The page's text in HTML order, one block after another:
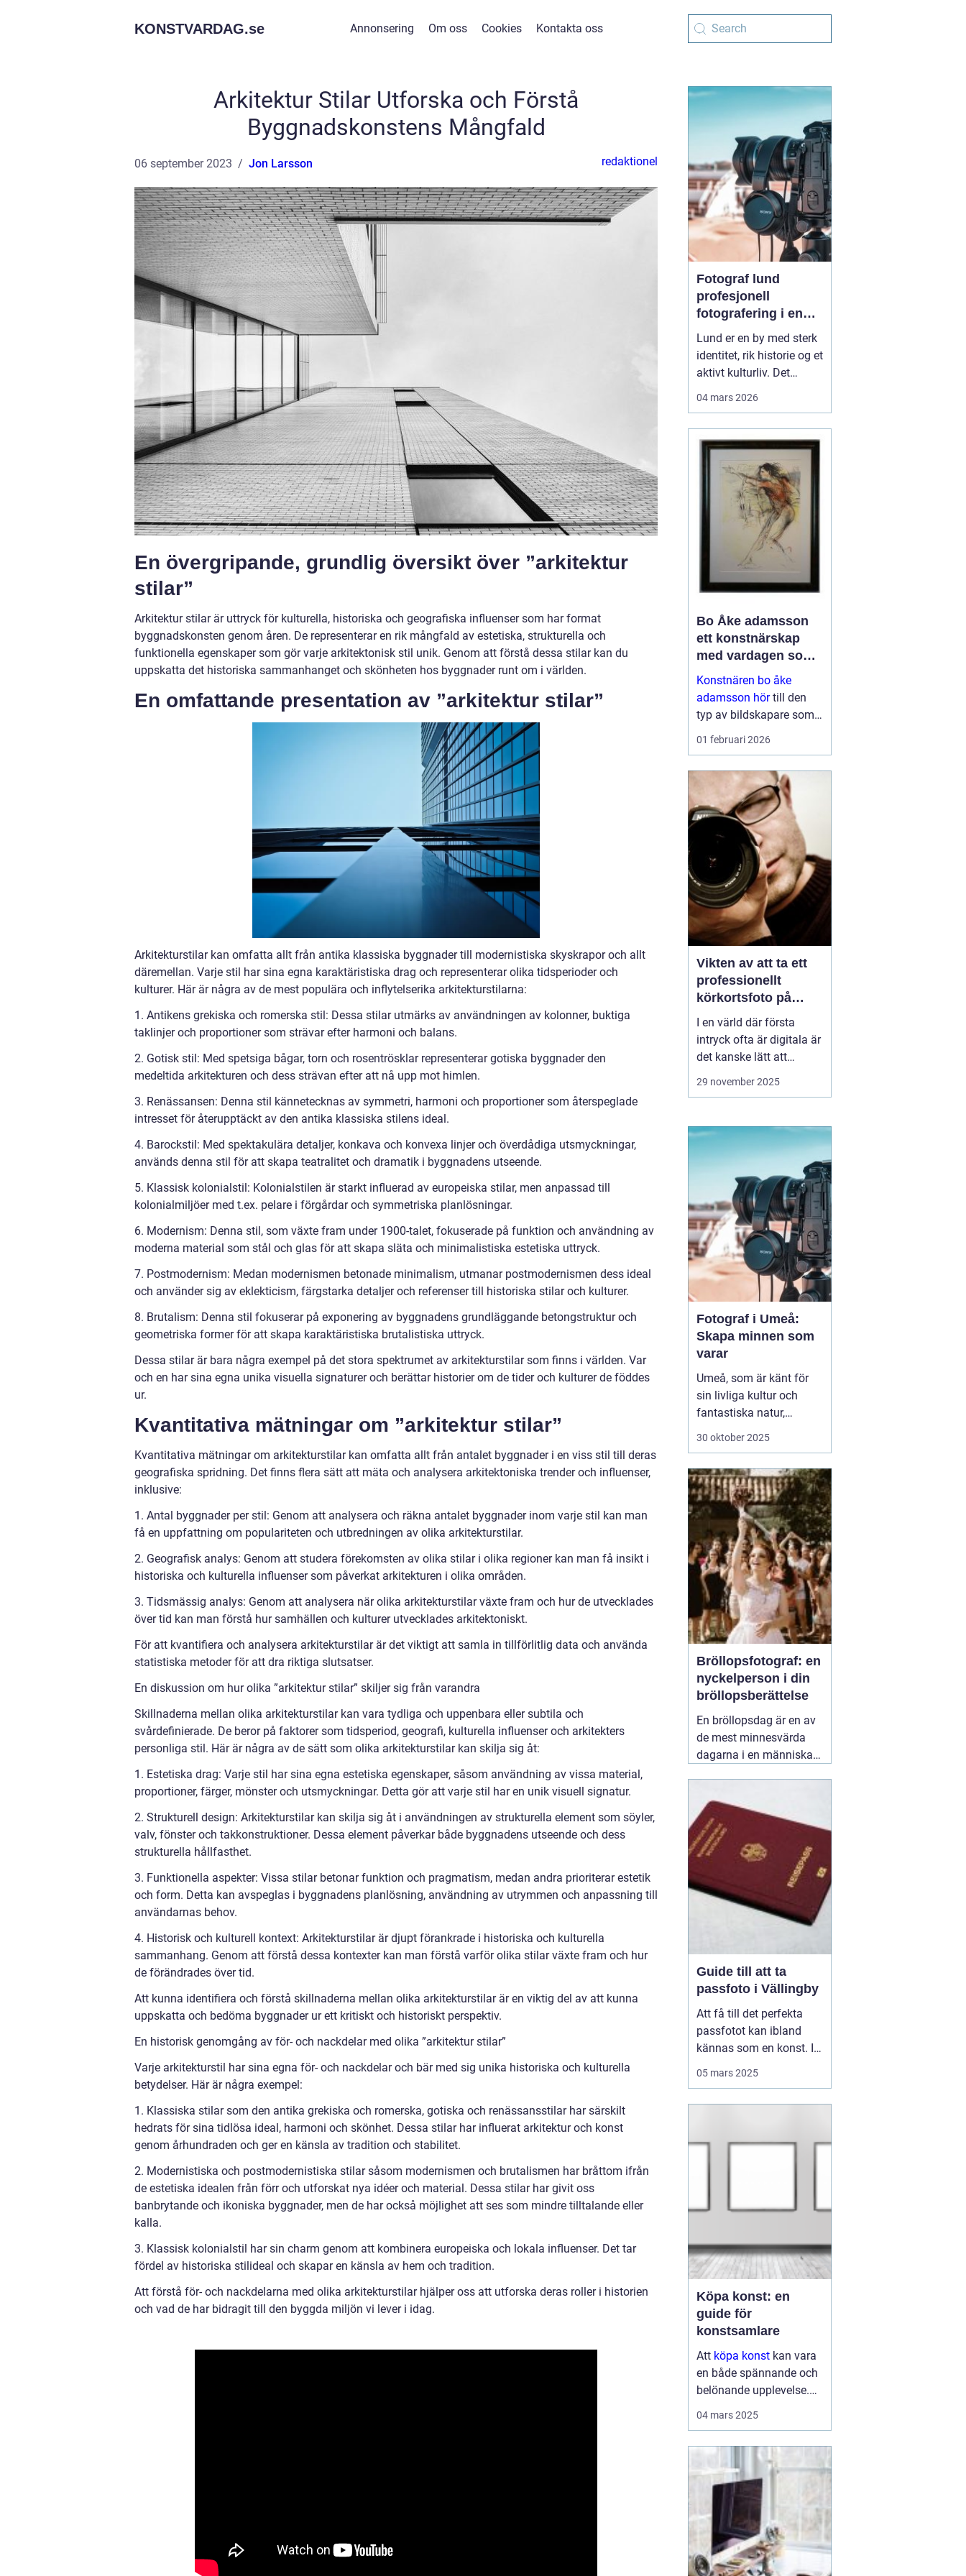
KONSTVARDAG.se Annonsering Om oss Cookies Kontakta oss
Arkitektur Stilar Utforska och Förstå
Byggnadskonstens Mångfald
06 september 2023 Jon Larsson redaktionel
En övergripande, grundlig översikt över ”arkitektur
stilar”
Arkitektur stilar är uttryck för kulturella, historiska och geografiska influenser som har format
byggnadskonsten genom åren. De representerar en rik mångfald av estetiska, strukturella och
funktionella egenskaper som gör varje arkitektonisk stil unik. Genom att förstå dessa stilar kan du
uppskatta det historiska sammanhanget och skönheten hos byggnader runt om i världen.
En omfattande presentation av ”arkitektur stilar”
Arkitekturstilar kan omfatta allt från antika klassiska byggnader till modernistiska skyskrapor och allt
däremellan. Varje stil har sina egna karaktäristiska drag och representerar olika tidsperioder och
kulturer. Här är några av de mest populära och inflytelserika arkitekturstilarna:
1. Antikens grekiska och romerska stil: Dessa stilar utmärks av användningen av kolonner, buktiga
taklinjer och proportioner som strävar efter harmoni och balans.
2. Gotisk stil: Med spetsiga bågar, torn och rosentrösklar representerar gotiska byggnader den
medeltida arkitekturen och dess strävan efter att nå upp mot himlen.
3. Renässansen: Denna stil kännetecknas av symmetri, harmoni och proportioner som återspeglade
intresset för återupptäckt av den antika klassiska stilens ideal.
4. Barockstil: Med spektakulära detaljer, konkava och konvexa linjer och överdådiga utsmyckningar,
används denna stil för att skapa teatralitet och dramatik i byggnadens utseende.
5. Klassisk kolonialstil: Kolonialstilen är starkt influerad av europeiska stilar, men anpassad till
kolonialmiljöer med t.ex. pelare i förgårdar och symmetriska planlösningar.
6. Modernism: Denna stil, som växte fram under 1900-talet, fokuserade på funktion och användning av
moderna material som stål och glas för att skapa släta och minimalistiska estetiska uttryck.
7. Postmodernism: Medan modernismen betonade minimalism, utmanar postmodernismen dess ideal
och använder sig av eklekticism, färgstarka detaljer och referenser till historiska stilar och kulturer.
8. Brutalism: Denna stil fokuserar på exponering av byggnadens grundläggande betongstruktur och
geometriska former för att skapa karaktäristiska brutalistiska uttryck.
Dessa stilar är bara några exempel på det stora spektrumet av arkitekturstilar som finns i världen. Var
och en har sina egna unika visuella signaturer och berättar historier om de tider och kulturer de föddes
ur.
Kvantitativa mätningar om ”arkitektur stilar”
Kvantitativa mätningar om arkitekturstilar kan omfatta allt från antalet byggnader i en viss stil till deras
geografiska spridning. Det finns flera sätt att mäta och analysera arkitektoniska trender och influenser,
inklusive:
1. Antal byggnader per stil: Genom att analysera och räkna antalet byggnader inom varje stil kan man
få en uppfattning om populariteten och utbredningen av olika arkitekturstilar.
2. Geografisk analys: Genom att studera förekomsten av olika stilar i olika regioner kan man få insikt i
historiska och kulturella influenser som påverkat arkitekturen i olika områden.
3. Tidsmässig analys: Genom att analysera när olika arkitekturstilar växte fram och hur de utvecklades
över tid kan man förstå hur samhällen och kulturer utvecklades arkitektoniskt.
För att kvantifiera och analysera arkitekturstilar är det viktigt att samla in tillförlitlig data och använda
statistiska metoder för att dra riktiga slutsatser.
En diskussion om hur olika ”arkitektur stilar” skiljer sig från varandra
Skillnaderna mellan olika arkitekturstilar kan vara tydliga och uppenbara eller subtila och
svårdefinierade. De beror på faktorer som tidsperiod, geografi, kulturella influenser och arkitekters
personliga stil. Här är några av de sätt som olika arkitekturstilar kan skilja sig åt:
1. Estetiska drag: Varje stil har sina egna estetiska egenskaper, såsom användning av vissa material,
proportioner, färger, mönster och utsmyckningar. Detta gör att varje stil har en unik visuell signatur.
2. Strukturell design: Arkitekturstilar kan skilja sig åt i användningen av strukturella element som söyler,
valv, fönster och takkonstruktioner. Dessa element påverkar både byggnadens utseende och dess
strukturella hållfasthet.
3. Funktionella aspekter: Vissa stilar betonar funktion och pragmatism, medan andra prioriterar estetik
och form. Detta kan avspeglas i byggnadens planlösning, användning av utrymmen och anpassning till
användarnas behov.
4. Historisk och kulturell kontext: Arkitekturstilar är djupt förankrade i historiska och kulturella
sammanhang. Genom att förstå dessa kontexter kan man förstå varför olika stilar växte fram och hur
de förändrades över tid.
Att kunna identifiera och förstå skillnaderna mellan olika arkitekturstilar är en viktig del av att kunna
uppskatta och bedöma byggnader ur ett kritiskt och historiskt perspektiv.
En historisk genomgång av för- och nackdelar med olika ”arkitektur stilar”
Varje arkitekturstil har sina egna för- och nackdelar och bär med sig unika historiska och kulturella
betydelser. Här är några exempel:
1. Klassiska stilar som den antika grekiska och romerska, gotiska och renässansstilar har särskilt
hedrats för sina tidlösa ideal, harmoni och skönhet. Dessa stilar har influerat arkitektur och konst
genom århundraden och ger en känsla av tradition och stabilitet.
2. Modernistiska och postmodernistiska stilar såsom modernismen och brutalismen har bråttom ifrån
de estetiska idealen från förr och utforskat nya idéer och material. Dessa stilar har givit oss
banbrytande och ikoniska byggnader, men de har också möjlighet att ses som mindre tilltalande eller
kalla.
3. Klassisk kolonialstil har sin charm genom att kombinera europeiska och lokala influenser. Det tar
fördel av historiska stilideal och skapar en känsla av hem och tradition.
Att förstå för- och nackdelarna med olika arkitekturstilar hjälper oss att utforska deras roller i historien
och vad de har bidragit till den byggda miljön vi lever i idag.
Fotograf lund
profesjonell
fotografering i en
levende
universitetsby
Lund er en by med sterk
identitet, rik historie og et
aktivt kulturliv. Det
kunstneriske portretter
og reklamebilder til
landbruksfoto og
dokumentasjon av
forskning. Når bedrifter,
04 mars 2026
Bo Åke adamsson
ett konstnärskap
med vardagen som
scen
Konstnären bo åke
adamsson hörtill den
typ av bildskapare som
ofta upptäcks av en
galleriutställning eller
bland hundratals namn i
en webbutik. När blicken
väl fastnar st...
01 februari 2026
Vikten av att ta ett
professionellt
körkortsfoto på
Östermalm
I en värld där första
intryck ofta är digitala är
det kanske lätt att
glömma bort vikten av
en viktig del av vår
identitet. Ett k&o...
29 november 2025
Fotograf i Umeå:
Skapa minnen som
varar
Umeå, som är känt för
sin livliga kultur och
fantastiska natur,
erbjuder många tillfällen
staden för att utforska
dess kulturella
evenemang eller de
vackra norrlands...
30 oktober 2025
Bröllopsfotograf: en
nyckelperson i din
bröllopsberättelse
En bröllopsdag är en av
de mest minnesvärda
dagarna i en människas
känslosamma stunder
som man vill för evigt
bevara i minnet.
september 2025
Guide till att ta
passfoto i Vällingby
Att få till det perfekta
passfotot kan ibland
kännas som en konst. I
rät...
05 mars 2025
Köpa konst: en
guide för
konstsamlare
Att köpa konst kan vara
en både spännande och
belönande upplevelse.
att investera i något som
u...
04 mars 2025